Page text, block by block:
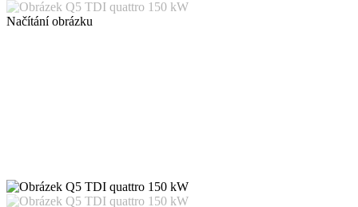
Načítání obrázku